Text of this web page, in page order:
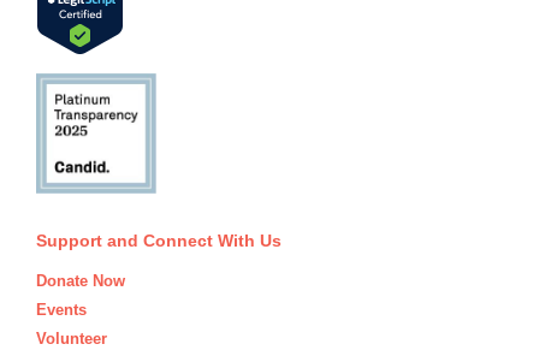
Support and Connect With Us
Donate Now
Events
Volunteer